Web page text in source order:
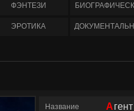
ФЭНТЕЗИ
ЭРОТИКА
Название